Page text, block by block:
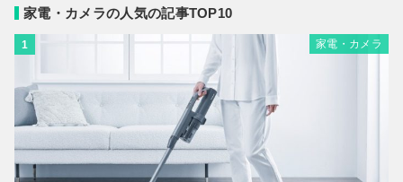
家電・カメラの人気の記事TOP10
1 家電・カメラ